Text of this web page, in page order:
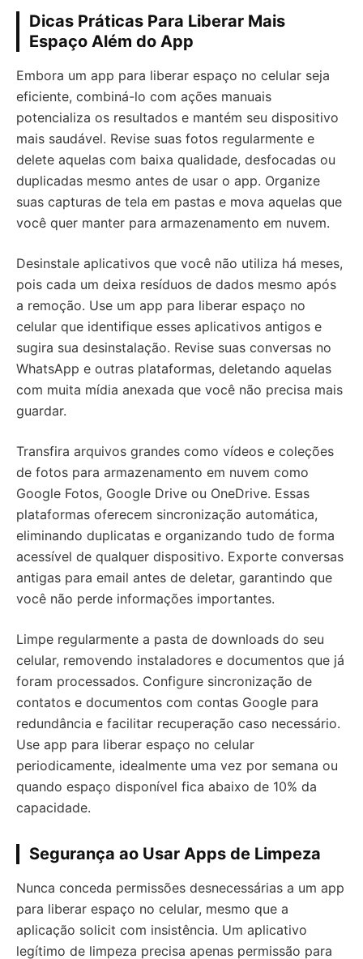
Dicas Práticas Para Liberar Mais
Espaço Além do App
Embora um app para liberar espaço no celular seja
eficiente, combiná-lo com ações manuais
potencializa os resultados e mantém seu dispositivo
mais saudável. Revise suas fotos regularmente e
delete aquelas com baixa qualidade, desfocadas ou
duplicadas mesmo antes de usar o app. Organize
suas capturas de tela em pastas e mova aquelas que
você quer manter para armazenamento em nuvem.
Desinstale aplicativos que você não utiliza há meses,
pois cada um deixa resíduos de dados mesmo após
a remoção. Use um app para liberar espaço no
celular que identifique esses aplicativos antigos e
sugira sua desinstalação. Revise suas conversas no
WhatsApp e outras plataformas, deletando aquelas
com muita mídia anexada que você não precisa mais
guardar.
Transfira arquivos grandes como vídeos e coleções
de fotos para armazenamento em nuvem como
Google Fotos, Google Drive ou OneDrive. Essas
plataformas oferecem sincronização automática,
eliminando duplicatas e organizando tudo de forma
acessível de qualquer dispositivo. Exporte conversas
antigas para email antes de deletar, garantindo que
você não perde informações importantes.
Limpe regularmente a pasta de downloads do seu
celular, removendo instaladores e documentos que já
foram processados. Configure sincronização de
contatos e documentos com contas Google para
redundância e facilitar recuperação caso necessário.
Use app para liberar espaço no celular
periodicamente, idealmente uma vez por semana ou
quando espaço disponível fica abaixo de 10% da
capacidade.
Segurança ao Usar Apps de Limpeza
Nunca conceda permissões desnecessárias a um app
para liberar espaço no celular, mesmo que a
aplicação solicit com insistência. Um aplicativo
legítimo de limpeza precisa apenas permissão para